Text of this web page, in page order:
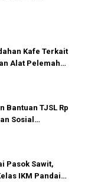
Kafe Terkait
Alat Pelemahan
Bantuan TJSL Rp
Sosial
Pasok Sawit,
IKM Pandai